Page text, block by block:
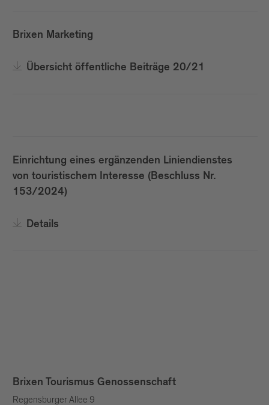
Brixen Marketing
Übersicht öffentliche Beiträge 20/21
Einrichtung eines ergänzenden Liniendienstes
von touristischem Interesse (Beschluss Nr.
153/2024)
Details
Brixen Tourismus Genossenschaft
Regensburger Allee 9